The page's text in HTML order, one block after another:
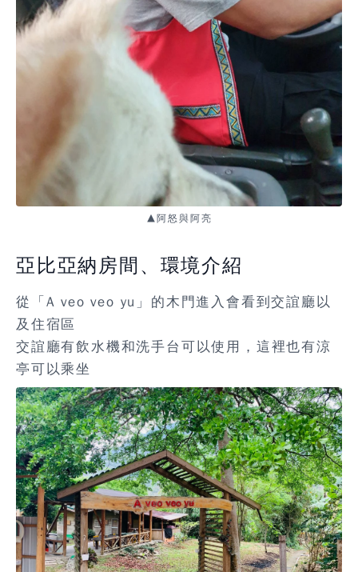
▲阿怒與阿亮
亞比亞納房間、環境介紹
從「A veo veo yu」的木門進入會看到交誼廳以
及住宿區
交誼廳有飲水機和洗手台可以使用，這裡也有涼
亭可以乘坐